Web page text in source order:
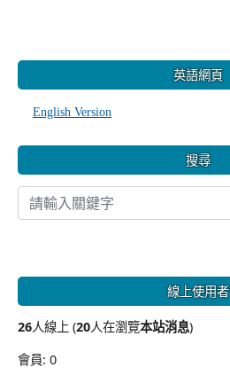
英語網頁
English Version
搜尋
線上使用者
26人線上 (20人在瀏覽本站消息)
會員: 0